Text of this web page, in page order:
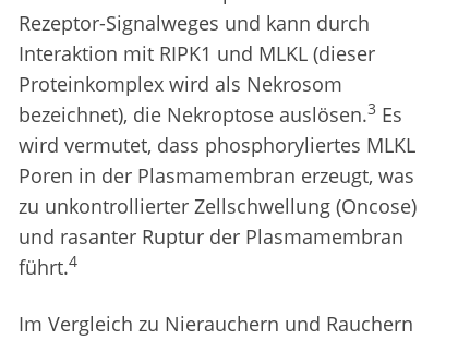
Rezeptor-Signalweges und kann durch
Interaktion mit RIPK1 und MLKL (dieser
Proteinkomplex wird als Nekrosom
bezeichnet), die Nekroptose auslösen.3 Es
wird vermutet, dass phosphoryliertes MLKL
Poren in der Plasmamembran erzeugt, was
zu unkontrollierter Zellschwellung (Oncose)
und rasanter Ruptur der Plasmamembran
führt.4
Im Vergleich zu Nierauchern und Rauchern